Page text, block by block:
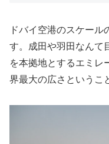
ドバイ空港のスケール
す。成田や羽田なんて
を本拠地とするエミレ
界最大の広さというこ